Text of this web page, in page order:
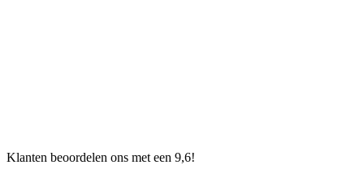
Klanten beoordelen ons met een 9,6!